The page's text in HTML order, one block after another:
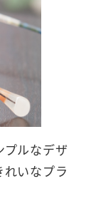
ルなデザ
いなプラ